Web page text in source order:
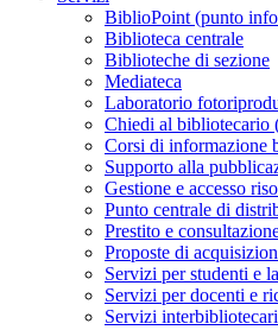
BiblioPoint (punto
Biblioteca centrale
Biblioteche di sezione
Mediateca
Laboratorio
Chiedi al bibliotecario
Corsi di informazione
Supporto alla
Gestione e accesso
Punto centrale di
Prestito e
Proposte di
Servizi per studenti e
Servizi per docenti e
Servizi